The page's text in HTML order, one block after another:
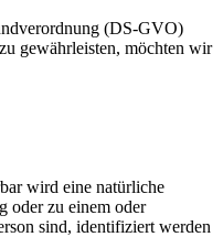
(DS-GVO)
gewährleisten, möchten wir
wird eine natürliche
oder zu einem oder
sind, identifiziert werden